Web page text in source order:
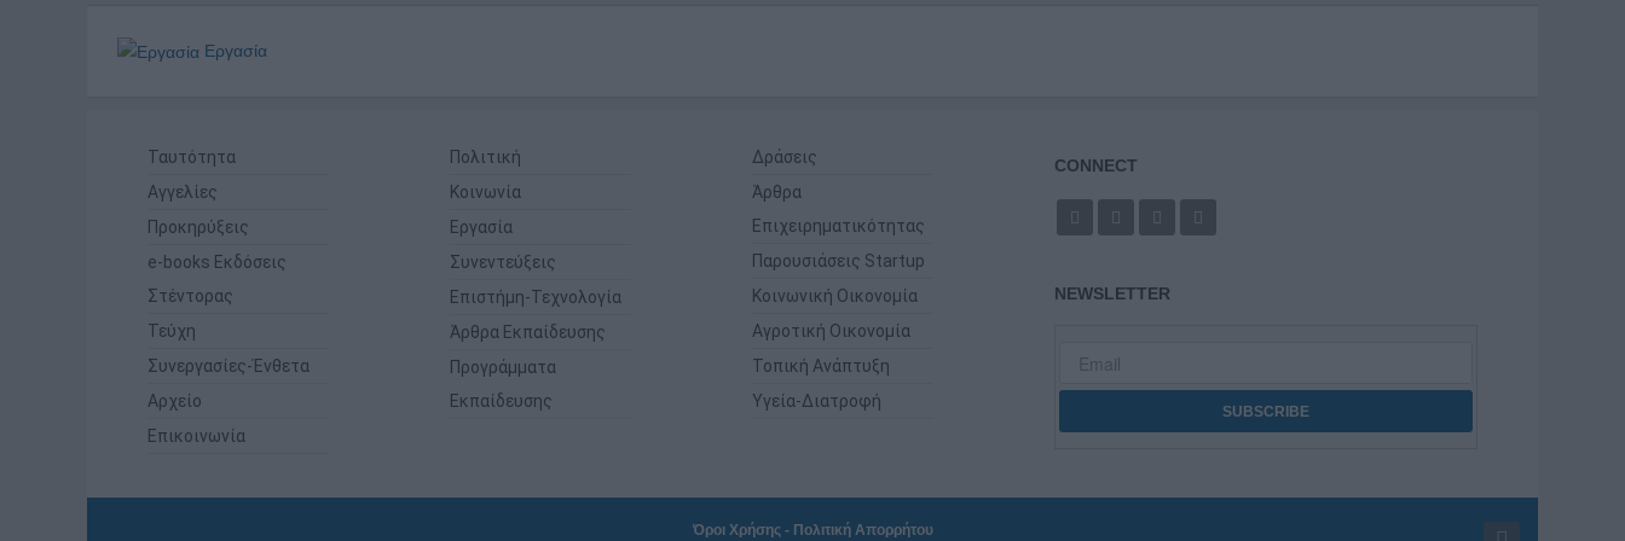
Εργασία
Ταυτότητα
Αγγελίες
Προκηρύξεις
e-books Εκδόσεις
Στέντορας
Τεύχη
Συνεργασίες-Ένθετα
Αρχείο
Επικοινωνία
Πολιτική
Κοινωνία
Εργασία
Συνεντεύξεις
Επιστήμη-Τεχνολογία
Άρθρα Εκπαίδευσης
Προγράμματα
Εκπαίδευσης
Δράσεις
Άρθρα
Επιχειρηματικότητας
Παρουσιάσεις Startup
Κοινωνική Οικονομία
Αγροτική Οικονομία
Τοπική Ανάπτυξη
Υγεία-Διατροφή
CONNECT
NEWSLETTER
Όροι Χρήσης- Πολιτική Απορρήτου